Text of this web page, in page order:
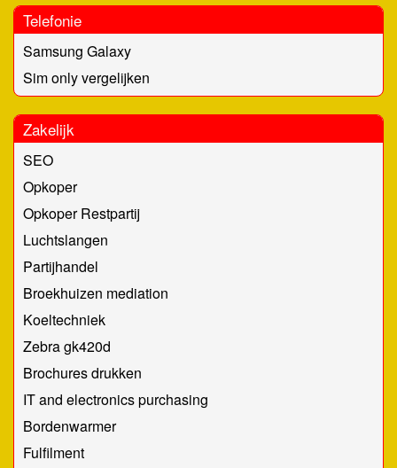
Telefonie
Samsung Galaxy
Sim only vergelijken
Zakelijk
SEO
Opkoper
Opkoper Restpartij
Luchtslangen
Partijhandel
Broekhuizen mediation
Koeltechniek
Zebra gk420d
Brochures drukken
IT and electronics purchasing
Bordenwarmer
Fulfilment